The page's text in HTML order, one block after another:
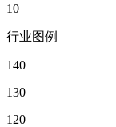
10
行业图例
140
130
120